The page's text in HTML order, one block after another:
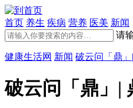
首页 养生 疾病 营养 医美 新闻
请
健康生活网 新闻 破云问「鼎
破云问「鼎」|